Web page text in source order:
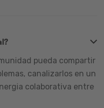
pueda compartir
canalizarlos en un
colaborativa entre